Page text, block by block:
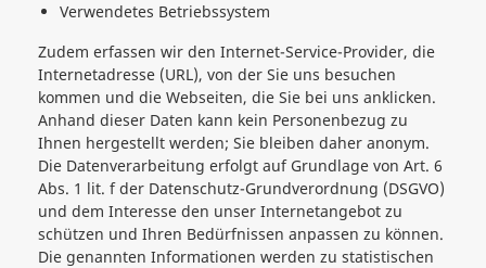
Verwendetes Betriebssystem
Zudem erfassen wir den Internet-Service-Provider, die
Internetadresse (URL), von der Sie uns besuchen
kommen und die Webseiten, die Sie bei uns anklicken.
Anhand dieser Daten kann kein Personenbezug zu
Ihnen hergestellt werden; Sie bleiben daher anonym.
Die Datenverarbeitung erfolgt auf Grundlage von Art. 6
Abs. 1 lit. f der Datenschutz-Grundverordnung (DSGVO)
und dem Interesse den unser Internetangebot zu
schützen und Ihren Bedürfnissen anpassen zu können.
Die genannten Informationen werden zu statistischen